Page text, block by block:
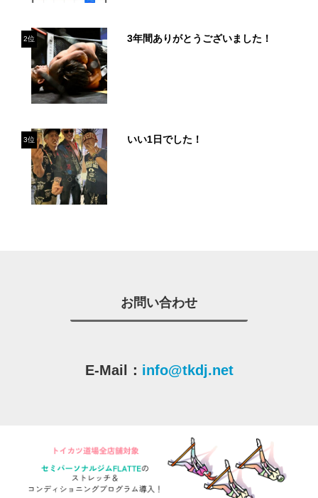
2位 3年間ありがとうございました！
3位 いい1日でした！
お問い合わせ
E-Mail： info@tkdj.net